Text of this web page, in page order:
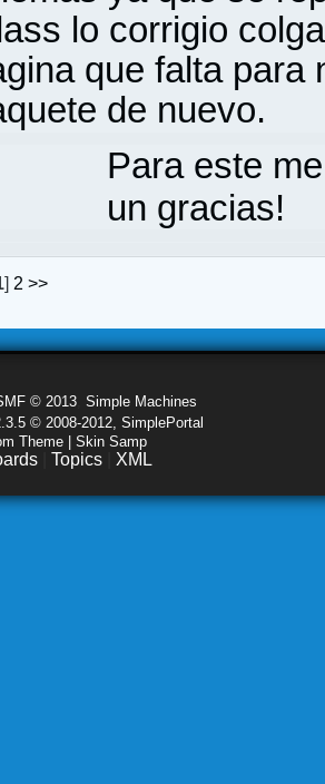
lo corrigio
que falta para
de nuevo.
Para este
un gracias!
] 2 >>
© 2013 Simple Machines
© 2008-2012, SimplePortal
Theme | Skin Samp
Topics XML